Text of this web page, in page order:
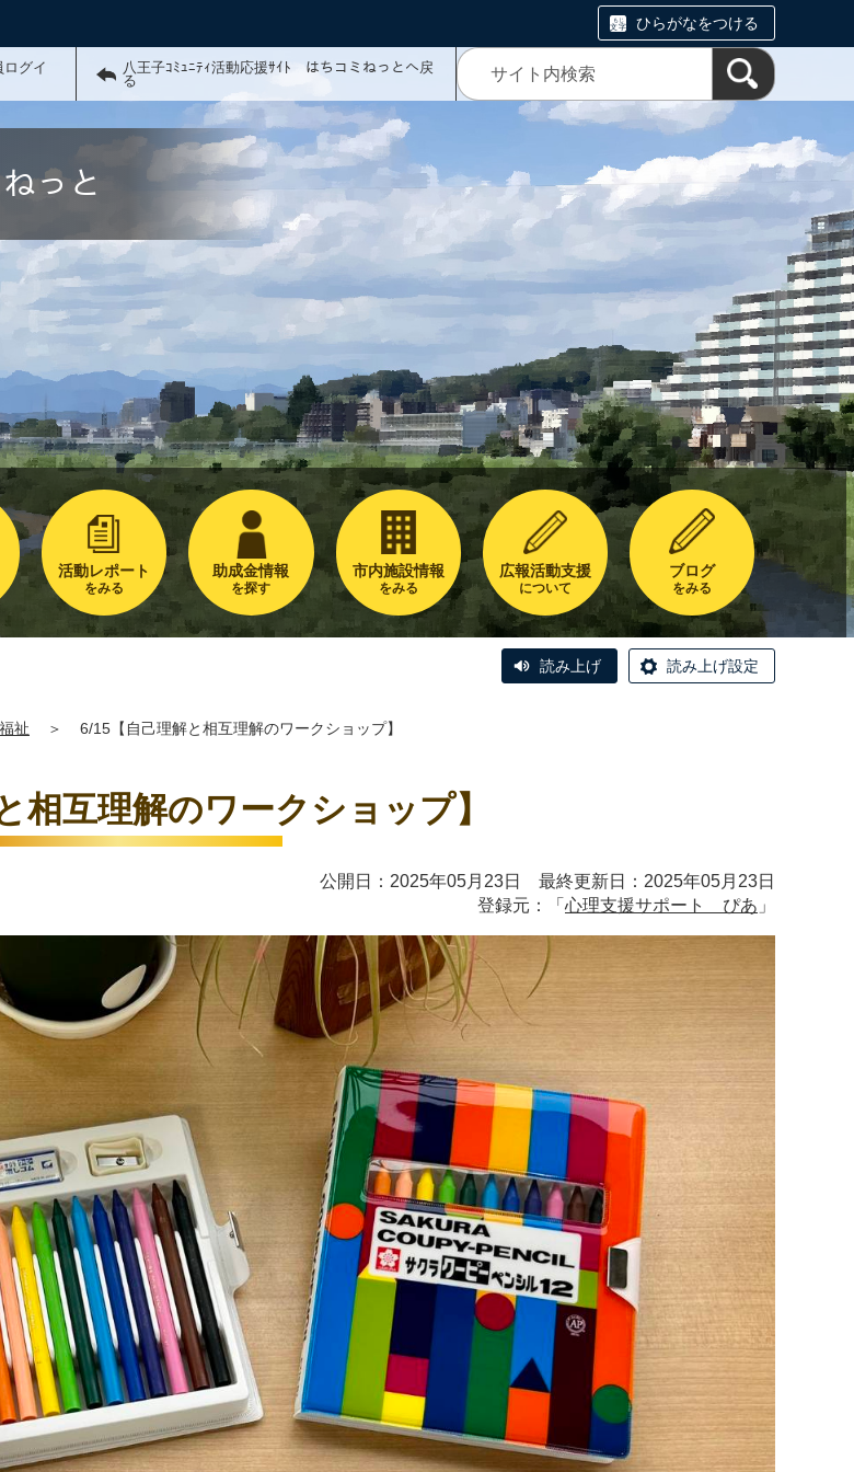
ひらがなをつける
ログイ
八王子ｺﾐｭﾆﾃｨ活動応援ｻｲﾄ はちコミねっとへ戻
る
っと
活動レポート
をみる
助成金情報
を探す
市内施設情報
をみる
広報活動支援
について
ブログ
をみる
読み上げ 読み上げ設定
祉 ＞ 6/15【自己理解と相互理解のワークショップ】
相互理解のワークショップ】
公開日：2025年05月23日 最終更新日：2025年05月23日
登録元：「 心理支援サポート ぴあ 」